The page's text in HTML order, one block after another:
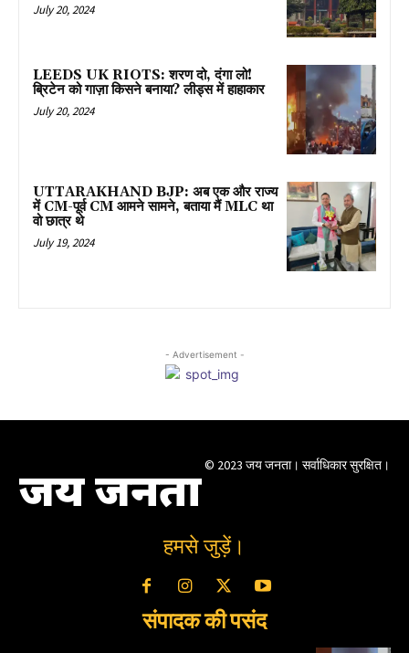
July 20, 2024
LEEDS UK RIOTS: शरण दो, दंगा लो!
ब्रिटेन को गाज़ा किसने बनाया? लीड्स में हाहाकार
July 20, 2024
UTTARAKHAND BJP: अब एक और राज्य
में CM-पूर्व CM आमने सामने, बताया मैं MLC था
वो छात्र थे
July 19, 2024
- Advertisement -
जय जनता © 2023 जय जनता। सर्वाधिकार सुरक्षित।
हमसे जुड़ें।
संपादक की पसंद